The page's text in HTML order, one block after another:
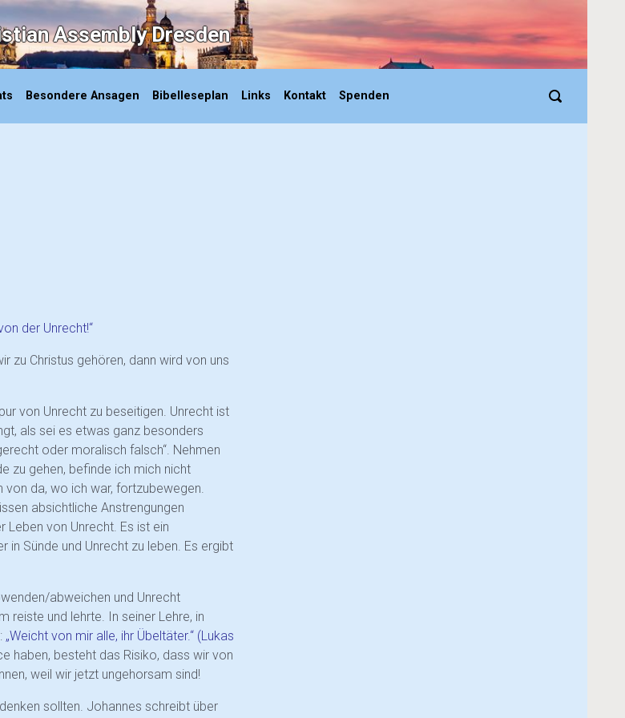
Assembly Dresden
Besondere Ansagen Bibelleseplan Links Kontakt Spenden
der Unrecht!“
zu Christus gehören, dann wird von uns
von Unrecht zu beseitigen. Unrecht ist
als sei es etwas ganz besonders
oder moralisch falsch“. Nehmen
zu gehen, befinde ich mich nicht
von da, wo ich war, fortzubewegen.
absichtliche Anstrengungen
Leben von Unrecht. Es ist ein
in Sünde und Unrecht zu leben. Es ergibt
abweichen und Unrecht
reiste und lehrte. In seiner Lehre, in
„Weicht von mir alle, ihr Übeltäter.“ (Lukas
haben, besteht das Risiko, dass wir von
weil wir jetzt ungehorsam sind!
sollten. Johannes schreibt über